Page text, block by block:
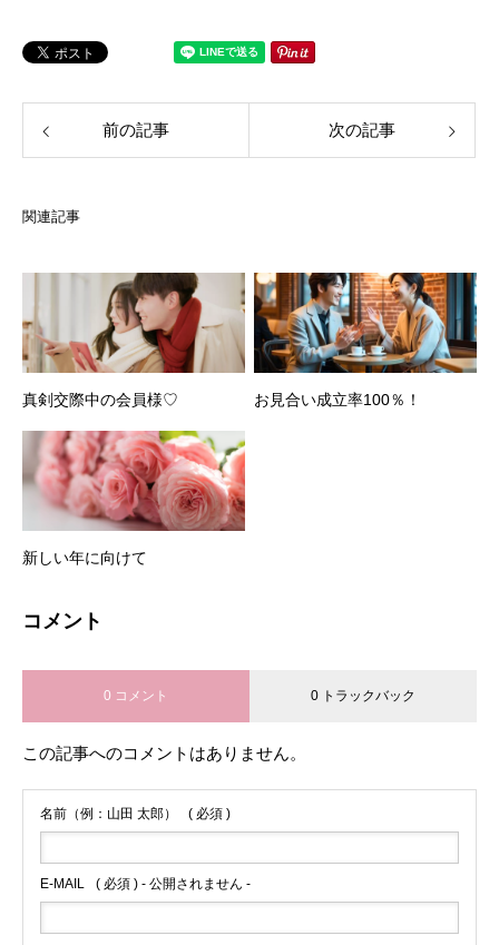
前の記事 次の記事
関連記事
真剣交際中の会員様♡ お見合い成立率100％！
新しい年に向けて
コメント
0 コメント 0 トラックバック
この記事へのコメントはありません。
名前（例：山田 太郎） ( 必須 )
E-MAIL ( 必須 ) - 公開されません -